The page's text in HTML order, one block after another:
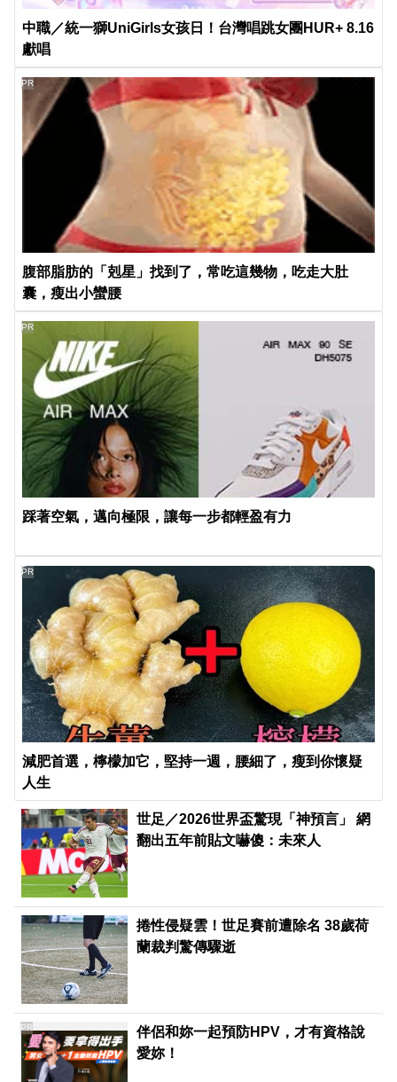
中職／統一獅UniGirls女孩日！台灣唱跳女團HUR+ 8.16
獻唱
腹部脂肪的「剋星」找到了，常吃這幾物，吃走大肚
囊，瘦出小蠻腰
PR
踩著空氣，邁向極限，讓每一步都輕盈有力
PR
減肥首選，檸檬加它，堅持一週，腰細了，瘦到你懷疑
人生
PR
世足／2026世界盃驚現「神預言」 網
翻出五年前貼文嚇傻：未來人
捲性侵疑雲！世足賽前遭除名 38歲荷
蘭裁判驚傳驟逝
伴侶和妳一起預防HPV，才有資格說
愛妳！
PR